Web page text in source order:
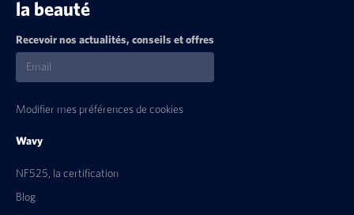
la beauté
Recevoir nos actualités, conseils et offres
Modifier mes préférences de cookies
Wavy
NF525, la certification
Blog